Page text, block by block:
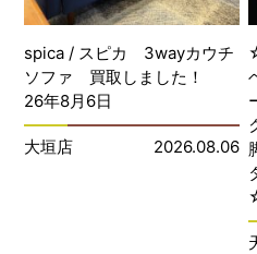
spica / スピカ 3wayカウチ
ソファ 買取しました！
26年8月6日
大垣店 2026.08.06